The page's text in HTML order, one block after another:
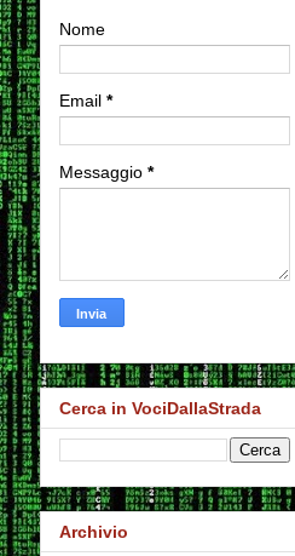
Nome
Email *
Messaggio *
Cerca in VociDallaStrada
Archivio